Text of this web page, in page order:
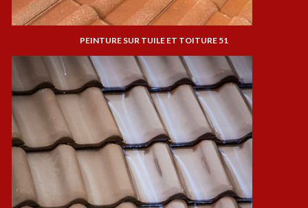
PEINTURE SUR TUILE ET TOITURE 51